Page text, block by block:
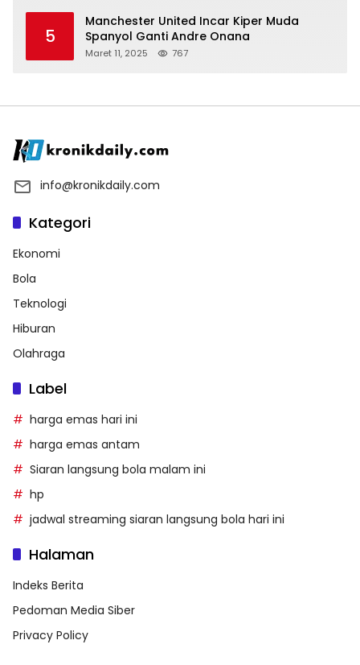
5
Manchester United Incar Kiper Muda
Spanyol Ganti Andre Onana
Maret 11, 2025 767
info@kronikdaily.com
Kategori
Ekonomi
Bola
Teknologi
Hiburan
Olahraga
Label
harga emas hari ini
harga emas antam
Siaran langsung bola malam ini
hp
jadwal streaming siaran langsung bola hari ini
Halaman
Indeks Berita
Pedoman Media Siber
Privacy Policy